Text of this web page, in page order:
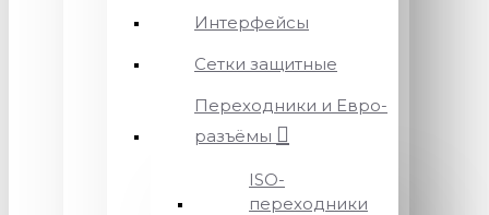
Интерфейсы
Сетки защитные
Переходники и Евро-
разъёмы
ISO-
переходники